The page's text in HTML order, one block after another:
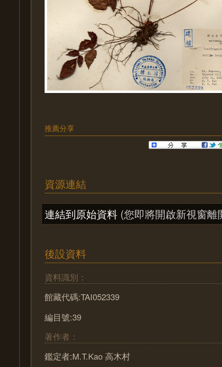
推薦分享
資源連結
連結到原始資料 (您即將開啟新視窗離
後設資料
資料識別：
館藏代碼:TAI052339
編目號:39
著作者：
鑑定者:M.T.Kao 高木村